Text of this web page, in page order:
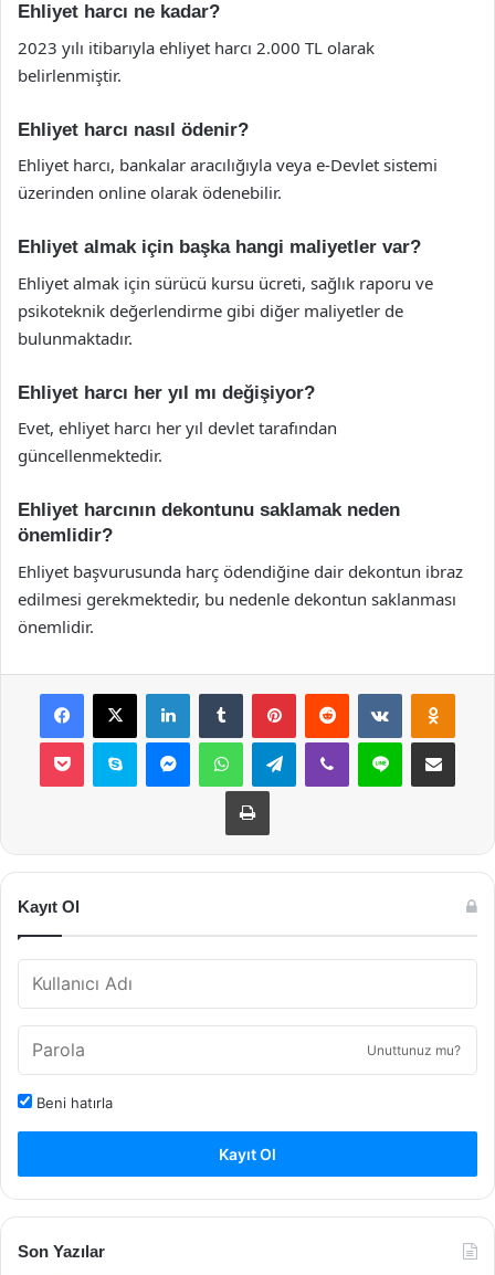
Ehliyet harcı ne kadar?
2023 yılı itibarıyla ehliyet harcı 2.000 TL olarak
belirlenmiştir.
Ehliyet harcı nasıl ödenir?
Ehliyet harcı, bankalar aracılığıyla veya e-Devlet sistemi
üzerinden online olarak ödenebilir.
Ehliyet almak için başka hangi maliyetler var?
Ehliyet almak için sürücü kursu ücreti, sağlık raporu ve
psikoteknik değerlendirme gibi diğer maliyetler de
bulunmaktadır.
Ehliyet harcı her yıl mı değişiyor?
Evet, ehliyet harcı her yıl devlet tarafından
güncellenmektedir.
Ehliyet harcının dekontunu saklamak neden
önemlidir?
Ehliyet başvurusunda harç ödendiğine dair dekontun ibraz
edilmesi gerekmektedir, bu nedenle dekontun saklanması
önemlidir.
Facebook
X LinkedInTumblr PinterestReddit VKontakte
Pocket Skype MessengerWhatsAppTelegramViber Line E-Posta ile
Yazdır
Kayıt Ol
Unuttunuz mu?
Beni hatırla
Kayıt Ol
Son Yazılar